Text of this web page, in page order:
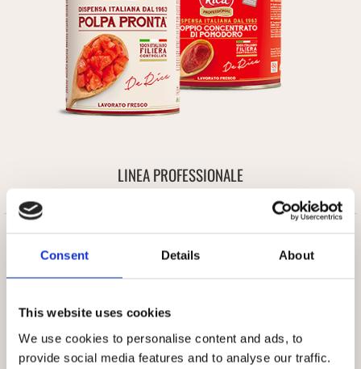
Consent Details About
This website uses cookies
We use cookies to personalise content and ads, to
provide social media features and to analyse our traffic.
LINEA PROFESSIONALE
RICETTARIO